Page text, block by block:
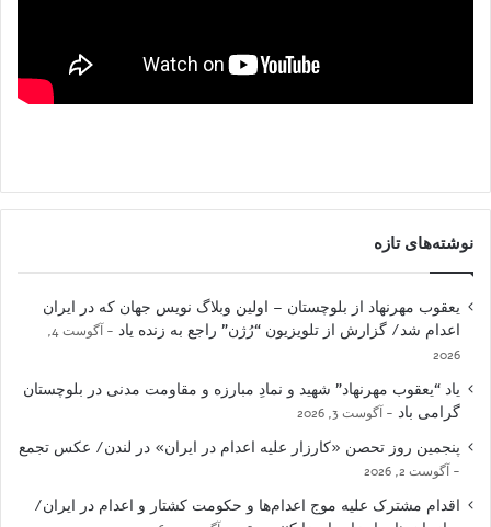
نوشته‌های تازه
یعقوب مهرنهاد از بلوچستان – اولین وبلاگ نویس جهان که در ایران
اعدام شد/ گزارش از تلویزیون “رُژن” راجع به زنده یاد
آگوست 4,
2026
یاد “یعقوب مهرنهاد” شهید و نمادِ مبارزه و مقاومت مدنی در بلوچستان
گرامی باد
آگوست 3, 2026
پنجمین روز تحصن «کارزار علیه اعدام در ایران» در لندن/ عکس تجمع
آگوست 2, 2026
اقدام مشترک علیه موج اعدام‌ها و حکومت کشتار و اعدام در ایران/